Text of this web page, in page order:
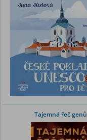
Tajemná řeč genů